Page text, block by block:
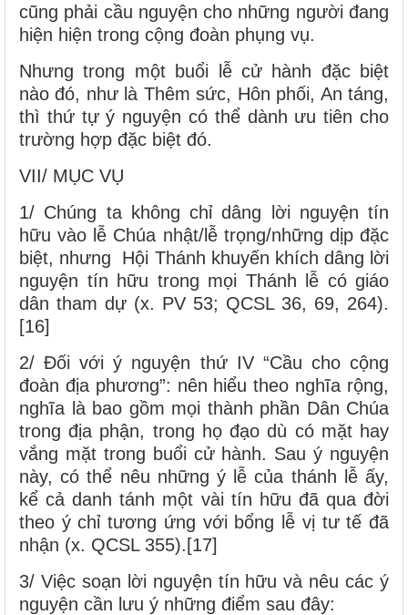
cũng phải cầu nguyện cho những người đang
hiện hiện trong cộng đoàn phụng vụ.
Nhưng trong một buổi lễ cử hành đặc biệt
nào đó, như là Thêm sức, Hôn phối, An táng,
thì thứ tự ý nguyện có thể dành ưu tiên cho
trường hợp đặc biệt đó.
VII/ MỤC VỤ
1/ Chúng ta không chỉ dâng lời nguyện tín
hữu vào lễ Chúa nhật/lễ trọng/những dịp đặc
biệt, nhưng Hội Thánh khuyến khích dâng lời
nguyện tín hữu trong mọi Thánh lễ có giáo
dân tham dự (x. PV 53; QCSL 36, 69, 264).
[16]
2/ Đối với ý nguyện thứ IV “Cầu cho cộng
đoàn địa phương”: nên hiểu theo nghĩa rộng,
nghĩa là bao gồm mọi thành phần Dân Chúa
trong địa phận, trong họ đạo dù có mặt hay
vắng mặt trong buổi cử hành. Sau ý nguyện
này, có thể nêu những ý lễ của thánh lễ ấy,
kể cả danh tánh một vài tín hữu đã qua đời
theo ý chỉ tương ứng với bổng lễ vị tư tế đã
nhận (x. QCSL 355).[17]
3/ Việc soạn lời nguyện tín hữu và nêu các ý
nguyện cần lưu ý những điểm sau đây: